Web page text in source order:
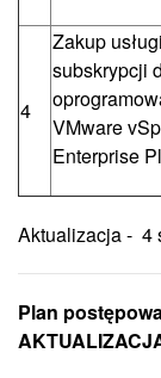
4
Zakup usługi
subskrypcji
VMware
Enterprise
Aktualizacja - 4
Plan